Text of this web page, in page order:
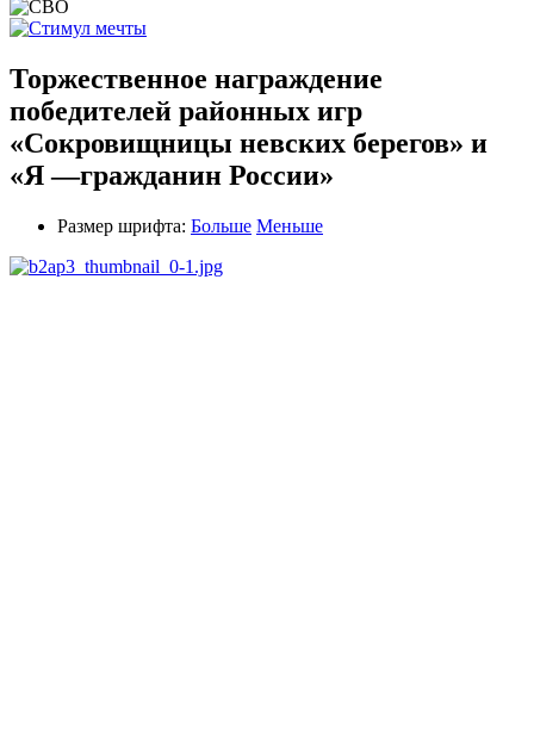
Торжественное награждение
победителей районных игр
«Сокровищницы невских берегов» и
«Я —гражданин России»
Размер шрифта: Больше Меньше